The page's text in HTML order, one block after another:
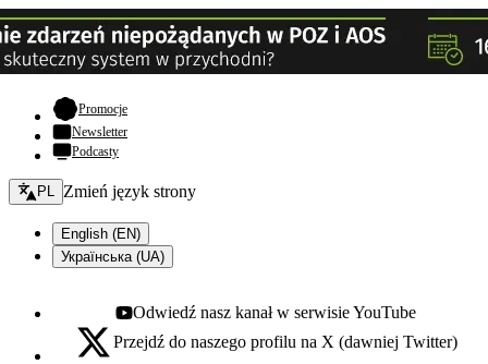
Promocje- otwiera się w nowej karcie
Newsletter
Podcasty
Zmień język - bieżący:
PL Zmień język strony
English (EN)
Українська (UA)
Youtube - otwiera się w nowej karcie
Odwiedź nasz kanał w serwisie YouTube
X - otwiera się w nowej karcie
Przejdź do naszego profilu na X (dawniej Twitter)